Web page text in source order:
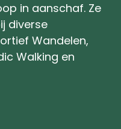
in aanschaf. Ze
diverse
Wandelen,
Walking en